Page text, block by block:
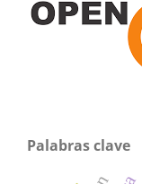
Palabras clave